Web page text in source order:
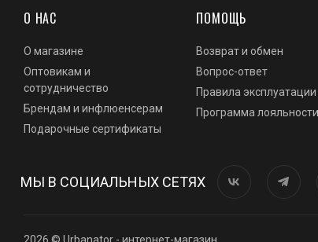
О НАС
О магазине
Оптовикам и
сотрудничество
Брендам и инфлюенсерам
Подарочные сертификаты
ПОМОЩЬ
Возврат и обмен
Вопрос-ответ
Правила эксплуатации
Программа лояльности
МЫ В СОЦИАЛЬНЫХ СЕТЯХ